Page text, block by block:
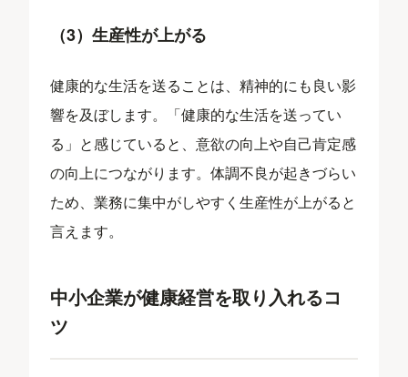
（3）生産性が上がる
健康的な生活を送ることは、精神的にも良い影
響を及ぼします。「健康的な生活を送ってい
る」と感じていると、意欲の向上や自己肯定感
の向上につながります。体調不良が起きづらい
ため、業務に集中がしやすく生産性が上がると
言えます。
中小企業が健康経営を取り入れるコ
ツ